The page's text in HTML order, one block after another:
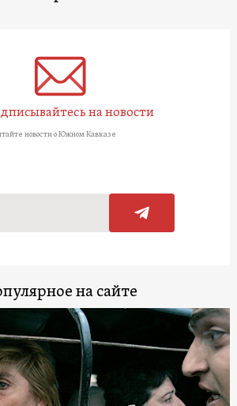
на новости
новости о Южном Кавказе
на сайте